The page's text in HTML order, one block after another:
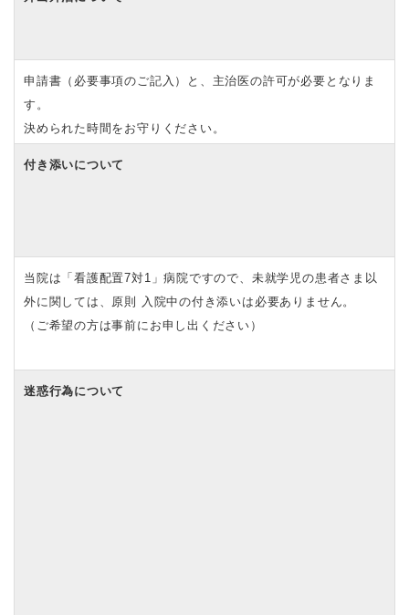
申請書（必要事項のご記入）と、主治医の許可が必要となりま
す。
決められた時間をお守りください。
付き添いについて
当院は「看護配置7対1」病院ですので、未就学児の患者さま以
外に関しては、原則 入院中の付き添いは必要ありません。
（ご希望の方は事前にお申し出ください）
迷惑行為について